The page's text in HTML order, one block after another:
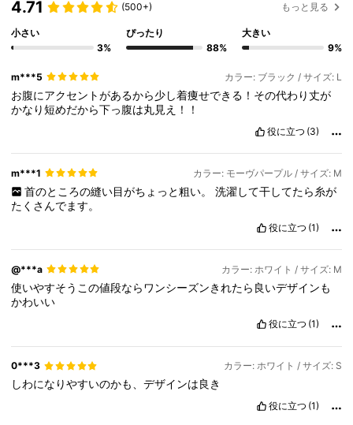
4.71 (500+) もっと見る
小さい
3%
ぴったり
88%
大きい
9%
m***5 カラー: ブラック / サイズ: L
お腹にアクセントがあるから少し着痩せできる！その代わり丈が
かなり短めだから下っ腹は丸見え！！
役に立つ (3)
m***1 カラー: モーヴパープル / サイズ: M
首のところの縫い目がちょっと粗い。 洗濯して干してたら糸が
たくさんでます。
役に立つ (1)
@***a カラー: ホワイト / サイズ: M
使いやすそうこの値段ならワンシーズンきれたら良いデザインも
かわいい
役に立つ (1)
0***3 カラー: ホワイト / サイズ: S
しわになりやすいのかも、デザインは良き
役に立つ (1)